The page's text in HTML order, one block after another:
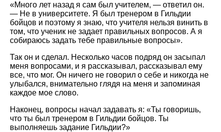
«Много лет назад я сам был учителем, — ответил он.
— Не в университете. Я был тренером в Гильдии
бойцов и поэтому я знаю, что учителя нельзя винить в
том, что ученик не задает правильных вопросов. А я
собираюсь задать тебе правильные вопросы».
Так он и сделал. Несколько часов подряд он засыпал
меня вопросами, и я рассказывал, рассказывал ему
все, что мог. Он ничего не говорил о себе и никогда не
улыбался, внимательно глядя на меня и запоминая
каждое мое слово.
Наконец, вопросы начал задавать я: «Ты говоришь,
что ты был тренером в Гильдии бойцов. Ты
выполняешь задание Гильдии?»